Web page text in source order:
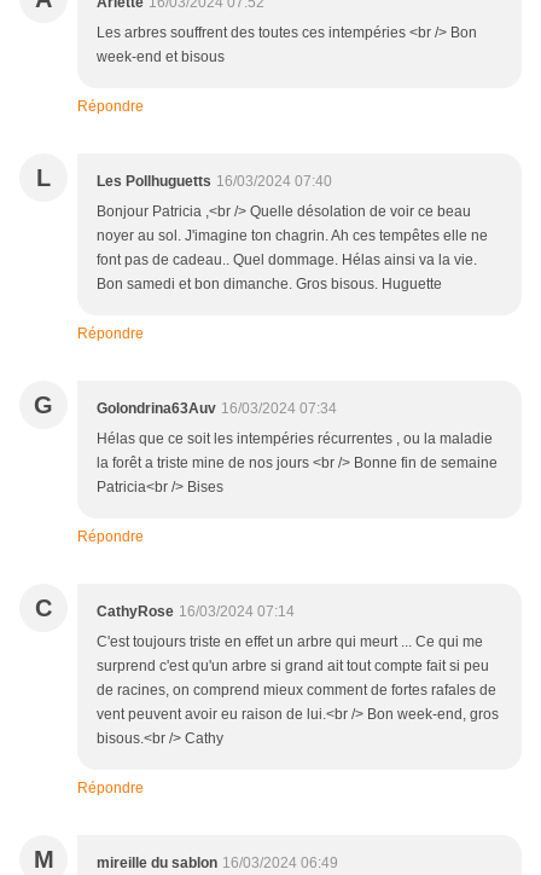
Les arbres souffrent des toutes ces intempéries <br /> Bon
week-end et bisous
Répondre
L Les Pollhuguetts 16/03/2024 07:40
Bonjour Patricia ,<br /> Quelle désolation de voir ce beau
noyer au sol. J'imagine ton chagrin. Ah ces tempêtes elle ne
font pas de cadeau.. Quel dommage. Hélas ainsi va la vie.
Bon samedi et bon dimanche. Gros bisous. Huguette
Répondre
G Golondrina63Auv 16/03/2024 07:34
Hélas que ce soit les intempéries récurrentes , ou la maladie
la forêt a triste mine de nos jours <br /> Bonne fin de semaine
Patricia<br /> Bises
Répondre
C CathyRose 16/03/2024 07:14
C'est toujours triste en effet un arbre qui meurt ... Ce qui me
surprend c'est qu'un arbre si grand ait tout compte fait si peu
de racines, on comprend mieux comment de fortes rafales de
vent peuvent avoir eu raison de lui.<br /> Bon week-end, gros
bisous.<br /> Cathy
Répondre
M mireille du sablon 16/03/2024 06:49